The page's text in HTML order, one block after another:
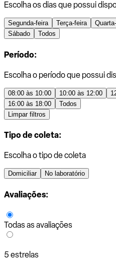
Escolha os dias que possui
Segunda-feira Terça-feira
Sábado
Todos
Período:
Escolha o período que possui
08:00 às 10:00 10:00 às 12:00
16:00 às 18:00
Todos
Limpar filtros
Tipo de coleta:
Escolha o tipo de coleta
Domiciliar No laboratório
Avaliações:
Todas as avaliações
5 estrelas